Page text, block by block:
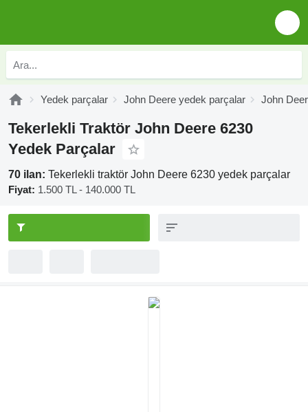
Yedek parçalar John Deere yedek parçalar John
Tekerlekli Traktör John Deere 6230
Yedek Parçalar
70 ilan: Tekerlekli traktör John Deere 6230 yedek parçalar
Fiyat: 1.500 TL - 140.000 TL